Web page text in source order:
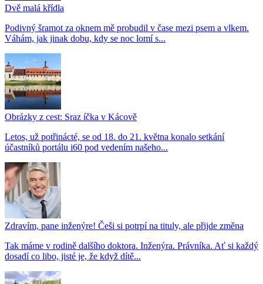
Dvě malá křídla
Podivný šramot za oknem mě probudil v čase mezi psem a vlkem.
Váhám, jak jinak dobu, kdy se noc lomí s...
Obrázky z cest: Sraz íčka v Kácově
Letos, už potřinácté, se od 18. do 21. května konalo setkání
účastníků portálu i60 pod vedením našeho...
Zdravím, pane inženýre! Češi si potrpí na tituly, ale přijde změna
Tak máme v rodině dalšího doktora. Inženýra. Právníka. Ať si každý
dosadí co libo, jisté je, že když dítě...